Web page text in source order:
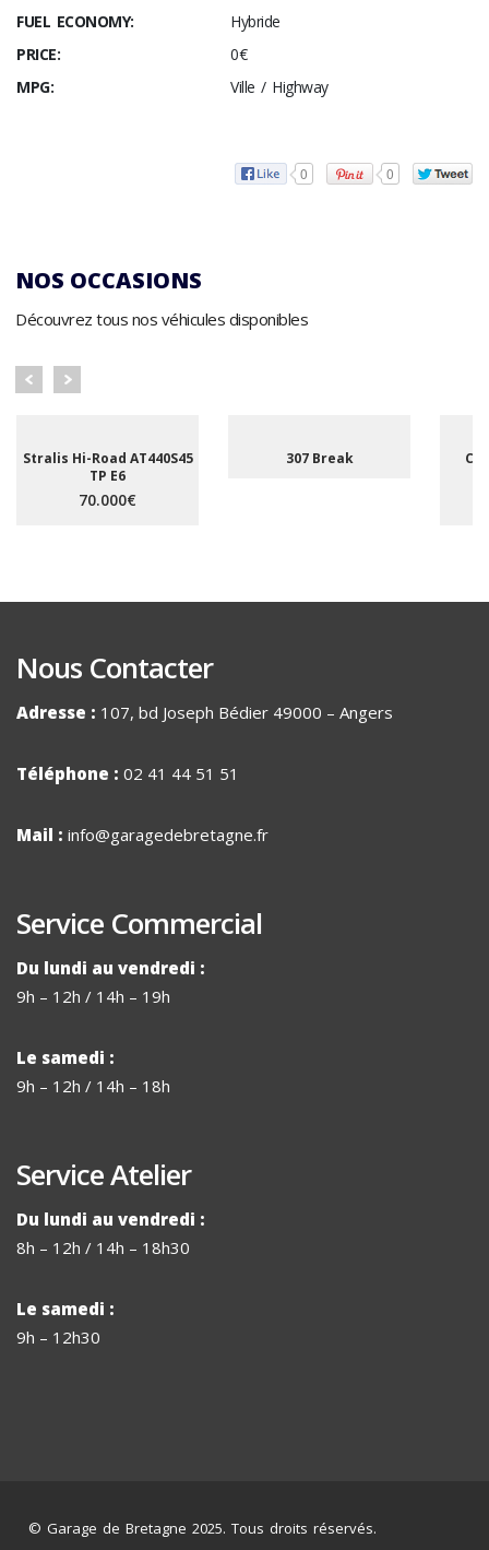
FUEL ECONOMY:
Hybride
PRICE:
0€
MPG:
Ville / Highway
0 0
NOS OCCASIONS
Découvrez tous nos véhicules disponibles
Stralis Hi-Road AT440S45
TP E6
70.000€
307 Break
C5
Nous Contacter
Adresse : 107, bd Joseph Bédier 49000 – Angers
Téléphone : 02 41 44 51 51
Mail : info@garagedebretagne.fr
Service Commercial
Du lundi au vendredi :
9h – 12h / 14h – 19h
Le samedi :
9h – 12h / 14h – 18h
Service Atelier
Du lundi au vendredi :
8h – 12h / 14h – 18h30
Le samedi :
9h – 12h30
© Garage de Bretagne 2025. Tous droits réservés.